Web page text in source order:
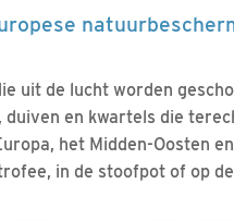
uit de lucht worden
en kwartels die
het Midden-Oosten
in de stoofpot of op